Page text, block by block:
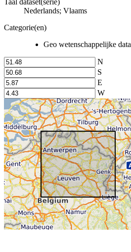
Nederlands; Vlaams
Categorie(en)
Geo wetenschappelijke data
N
S
E
W